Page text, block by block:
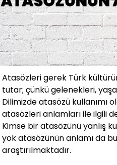
Atasözleri gerek Türk
tutar; çünkü gelenekleri,
Dilimizde atasözü kullanımı
atasözleri anlamları ile ilgili
Kimse bir atasözünü yanlış
yok atasözünün anlamı da
araştırılmaktadır.